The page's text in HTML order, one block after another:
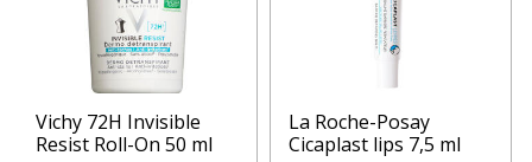
Vichy 72H Invisible
Resist Roll-On 50 ml
La Roche-Posay
Cicaplast lips 7,5 ml